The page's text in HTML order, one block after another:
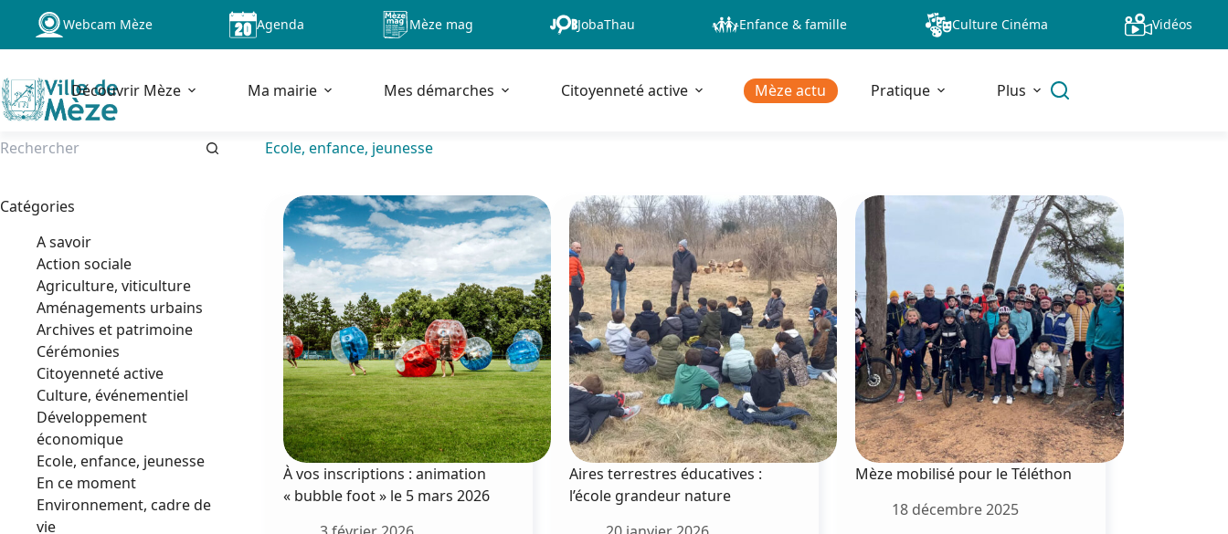
Passer
contenu
Webcam Mèze Agenda Mèze mag JobaThau Enfance & famille Culture Cinéma Vidéos
Découvrir Mèze Ma mairie Mes démarches Citoyenneté active Mèze actu Pratique Plus
Ecole, enfance, jeunesse
À vos inscriptions : animation
« bubble foot » le 5 mars 2026
Aires terrestres éducatives :
l’école grandeur nature
Mèze mobilisé pour le Téléthon
18 décembre 2025
Catégories
A savoir
Action sociale
Agriculture, viticulture
Aménagements urbains
Archives et patrimoine
Cérémonies
Citoyenneté active
Culture, événementiel
Développement
économique
Ecole, enfance, jeunesse
En ce moment
Environnement, cadre de
vie